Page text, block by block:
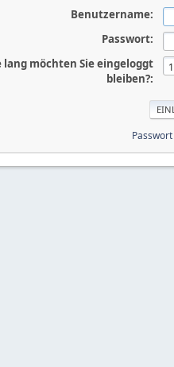
Benutzername:
Passwort:
lang möchten Sie eingeloggt
bleiben?: